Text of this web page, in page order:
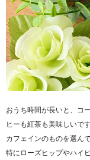
おうち時間が長いと、コ
ヒーも紅茶も美味しいで
カフェインのものを選んで
特にローズヒップやハイ